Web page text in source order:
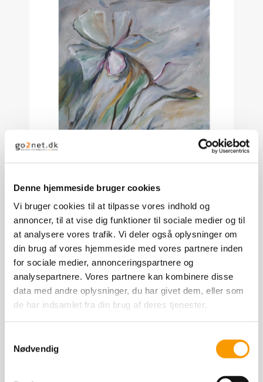
Denne hjemmeside bruger cookies
Vi bruger cookies til at tilpasse vores indhold og
annoncer, til at vise dig funktioner til sociale medier og til
at analysere vores trafik. Vi deler også oplysninger om
din brug af vores hjemmeside med vores partnere inden
for sociale medier, annonceringspartnere og
analysepartnere. Vores partnere kan kombinere disse
data med andre oplysninger, du har givet dem, eller som
de har indsamlet fra din brug af deres tjenester.
Nødvendig